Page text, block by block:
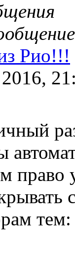
Рио!!!